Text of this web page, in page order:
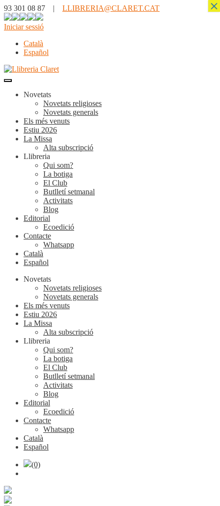
93 301 08 87 | LLIBRERIA@CLARET.CAT
Iniciar sessió
Català
Español
Novetats
Novetats religioses
Novetats generals
Els més venuts
Estiu 2026
La Missa
Alta subscripció
Llibreria
Qui som?
La botiga
El Club
Butlletí setmanal
Activitats
Blog
Editorial
Ecoedició
Contacte
Whatsapp
Català
Español
Novetats
Novetats religioses
Novetats generals
Els més venuts
Estiu 2026
La Missa
Alta subscripció
Llibreria
Qui som?
La botiga
El Club
Butlletí setmanal
Activitats
Blog
Editorial
Ecoedició
Contacte
Whatsapp
Català
Español
(0)
×